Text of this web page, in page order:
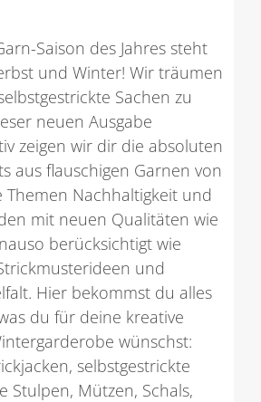
Saison des Jahres steht
und Winter! Wir träumen
Sachen zu
neuen Ausgabe
zeigen wir dir die absoluten
aus flauschigen Garnen von
Themen Nachhaltigkeit und
mit neuen Qualitäten wie
berücksichtigt wie
und
Hier bekommst du alles
du für deine kreative
wünschst:
selbstgestrickte
Stulpen, Mützen, Schals,